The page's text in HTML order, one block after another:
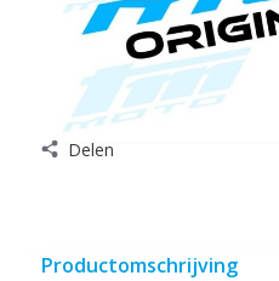
Delen
Productomschrijving